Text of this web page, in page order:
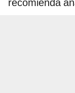
recomienda